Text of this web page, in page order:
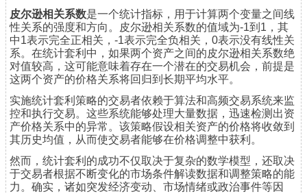
皮尔逊相关系数是一个统计指标，用于计算两个变量之间线
性关系的强度和方向。皮尔逊相关系数的值域为-1到1，其
中1表示完全正相关，-1表示完全负相关，0表示没有线性关
系。在统计套利中，如果两个资产之间的皮尔逊相关系数绝
对值较高，这可能意味着存在一个潜在的交易机会，前提是
这两个资产的价格关系将回归到长期平均水平。
实施统计套利策略的交易者依赖于算法和高频交易系统来监
控和执行交易。这些系统能够处理大量数据，迅速检测出资
产价格关系中的异常。该策略假设相关资产的价格将收敛到
其历史均值，从而使交易者能够在价格调整中获利。
然而，统计套利的成功不仅取决于复杂的数学模型，还取决
于交易者根据不断变化的市场条件解读数据和调整策略的能
力。确实，诸如突发经济变动、市场情绪或政治事件等因